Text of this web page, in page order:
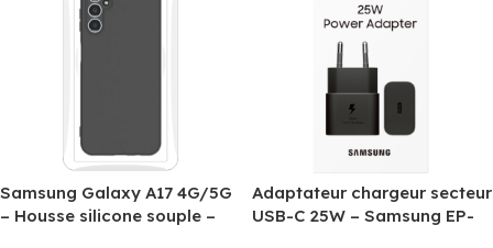
Samsung Galaxy A17 4G/5G
– Housse silicone souple –
Adaptateur chargeur secteur
USB-C 25W – Samsung EP-